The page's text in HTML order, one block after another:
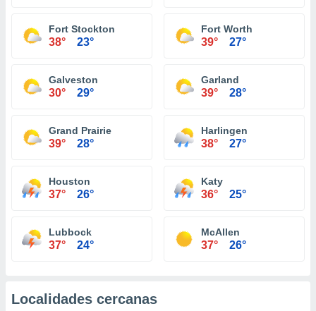
Fort Stockton
38° 23°
Fort Worth
39° 27°
Galveston
30° 29°
Garland
39° 28°
Grand Prairie
39° 28°
Harlingen
38° 27°
Houston
37° 26°
Katy
36° 25°
Lubbock
37° 24°
McAllen
37° 26°
Localidades cercanas